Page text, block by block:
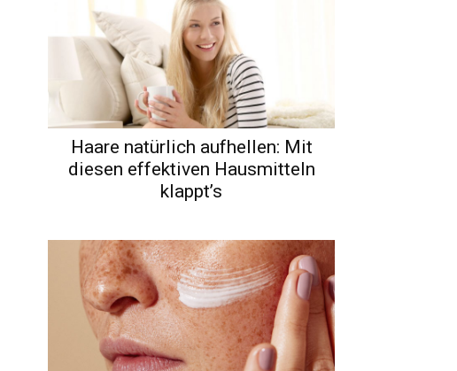
Haare natürlich aufhellen: Mit
diesen effektiven Hausmitteln
klappt’s